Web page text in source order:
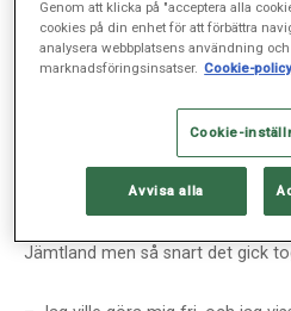
På drygt hundra år hinner
om man som Greta
sjuksköterskeyrket
Jämtland men så snart det gick
Genom att klicka på "acceptera alla
cookies på din enhet för att förbättra
analysera webbplatsens användning
marknadsföringsinsatser. Cookie-
Cookie-
Avvisa alla